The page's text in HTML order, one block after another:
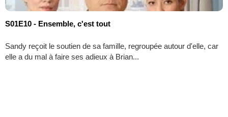
S01E10 - Ensemble, c'est tout
Sandy reçoit le soutien de sa famille, regroupée autour d'elle, car
elle a du mal à faire ses adieux à Brian...